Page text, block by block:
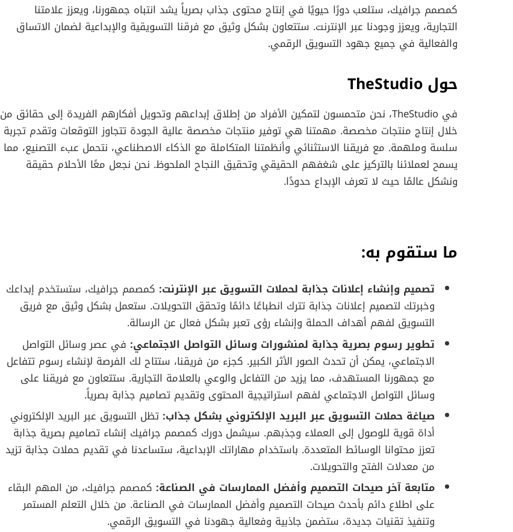
كمصمم جرافيك، ستلعب دورًا حيويًا في إنتاج محتوى جذاب بصرياً يشد انتباه جمهورنا، ويعزز علامتنا
التجارية، ويعزز وجودنا عبر الإنترنت. ستتعاون بشكل وثيق مع فرقنا التسويقية والإبداعية لضمان الاتساق
والفعالية في جميع جهود التسويق الرقمي.
حول TheStudio
في TheStudio، نحن متحمسون لتمكين الأفراد من إطلاق إبداعهم وتحويل أفكارهم الفريدة إلى حقائق من
خلال إنتاج منتجات مخصصة. مهمتنا هي توفير منتجات مخصصة عالية الجودة تتجاوز التوقعات وتقدم تجربة
سلسة وملهمة. مع فريقنا الاستثنائي وأنظمتنا المتكاملة مع الذكاء الاصطناعي، نتحمل عبء التصنيع، مما
يسمح لعملائنا بالتركيز على شغفهم الحقيقي وتحقيق النجاح الملحوظ. نحن نجعل معًا الأحلام حقيقة
ونشكل عالمًا حيث لا تعرف الإبداع حدودًا.
ما ستقوم به:
تصميم وإنشاء إعلانات جذابة لحملات التسويق عبر الإنترنت: كمصمم جرافيك، ستستخدم إبداعك
وخبرتك لتصميم إعلانات جذابة تترك انطباعًا دائمًا وتحقق التحويلات. ستعمل بشكل وثيق مع فريق
التسويق لفهم أهداف الحملة وإنشاء رؤى تعبر بشكل فعال عن الرسالة.
تطوير رسوم بصرية جذابة لمنشورات وسائل التواصل الاجتماعي: في عصر وسائل التواصل
الاجتماعي، يمكن أن تحدث الصور الأثر الكبير. كجزء من فريقنا، ستتاح لك الفرصة لإنشاء رسوم تتفاعل
مع جمهورنا المستهدف، مما يزيد من التفاعل والوعي بالعلامة التجارية. ستتعاون مع فريقنا على
وسائل التواصل الاجتماعي لفهم استراتيجية المحتوى وتقديم تصاميم جذابة بصرياً.
صياغة حملات التسويق عبر البريد الإلكتروني بشكل جذاب: تظل التسويق عبر البريد الإلكتروني
أداة قوية للوصول إلى العملاء وجذبهم. سيشمل دورك كمصمم جرافيك إنشاء تصاميم بصرية جذابة
تعزز محتوانا الوسائط المتعددة. باستخدام مهاراتك الإبداعية، ستساعدنا في تقديم حملات جذابة تزيد
من معدلات الفتح والتحويلات.
متابعة آخر صيحات التصميم وأفضل الممارسات في الصناعة: كمصمم جرافيك، من المهم البقاء
على اطلاع دائم بأحدث صيحات التصميم وأفضل الممارسات في الصناعة. من خلال التعلم المستمر
وتنفيذ تقنيات جديدة، ستضمن جاذبية وفعالية جهودنا في التسويق الرقمي.